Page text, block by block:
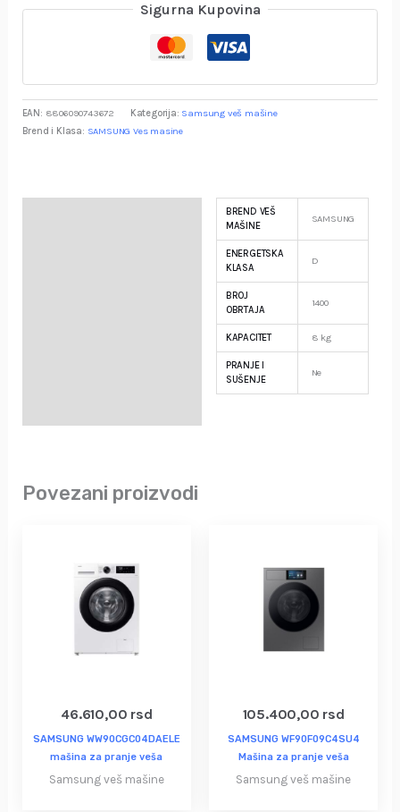
Sigurna Kupovina
EAN: 8806090743672 Kategorija: Samsung veš mašine
Brend i Klasa: SAMSUNG Ves masine
BREND VEŠ
MAŠINE
SAMSUNG
ENERGETSKA
KLASA
D
BROJ
OBRTAJA
1400
KAPACITET 8 kg
PRANJE I
SUŠENJE
Ne
Povezani proizvodi
46.610,00 rsd
SAMSUNG WW90CGC04DAELE
mašina za pranje veša
Samsung veš mašine
105.400,00 rsd
SAMSUNG WF90F09C4SU4
Mašina za pranje veša
Samsung veš mašine